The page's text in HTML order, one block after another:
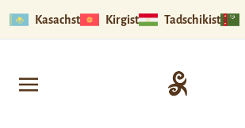
Kasachstan Kirgistan Tadschikistan